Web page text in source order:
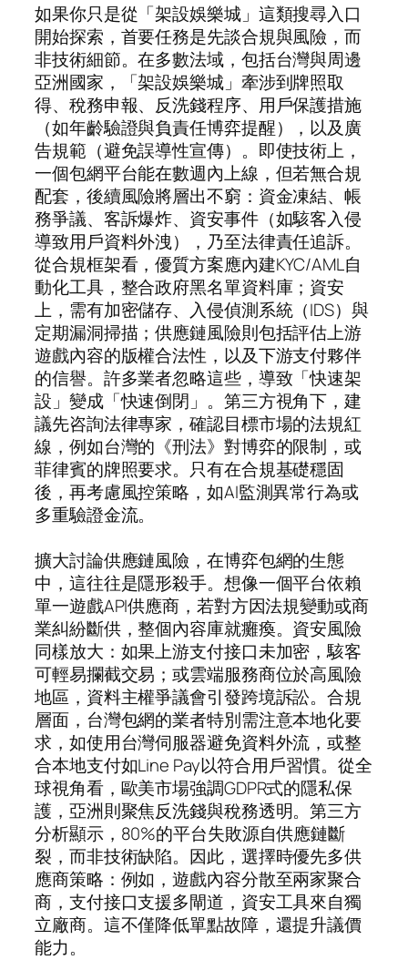
如果你只是從「架設娛樂城」這類搜尋入口
開始探索，首要任務是先談合規與風險，而
非技術細節。在多數法域，包括台灣與周邊
亞洲國家，「架設娛樂城」牽涉到牌照取
得、稅務申報、反洗錢程序、用戶保護措施
（如年齡驗證與負責任博弈提醒），以及廣
告規範（避免誤導性宣傳）。即使技術上，
一個包網平台能在數週內上線，但若無合規
配套，後續風險將層出不窮：資金凍結、帳
務爭議、客訴爆炸、資安事件（如駭客入侵
導致用戶資料外洩），乃至法律責任追訴。
從合規框架看，優質方案應內建KYC/AML自
動化工具，整合政府黑名單資料庫；資安
上，需有加密儲存、入侵偵測系統（IDS）與
定期漏洞掃描；供應鏈風險則包括評估上游
遊戲內容的版權合法性，以及下游支付夥伴
的信譽。許多業者忽略這些，導致「快速架
設」變成「快速倒閉」。第三方視角下，建
議先咨詢法律專家，確認目標市場的法規紅
線，例如台灣的《刑法》對博弈的限制，或
菲律賓的牌照要求。只有在合規基礎穩固
後，再考慮風控策略，如AI監測異常行為或
多重驗證金流。
擴大討論供應鏈風險，在博弈包網的生態
中，這往往是隱形殺手。想像一個平台依賴
單一遊戲API供應商，若對方因法規變動或商
業糾紛斷供，整個內容庫就癱瘓。資安風險
同樣放大：如果上游支付接口未加密，駭客
可輕易攔截交易；或雲端服務商位於高風險
地區，資料主權爭議會引發跨境訴訟。合規
層面，台灣包網的業者特別需注意本地化要
求，如使用台灣伺服器避免資料外流，或整
合本地支付如Line Pay以符合用戶習慣。從全
球視角看，歐美市場強調GDPR式的隱私保
護，亞洲則聚焦反洗錢與稅務透明。第三方
分析顯示，80%的平台失敗源自供應鏈斷
裂，而非技術缺陷。因此，選擇時優先多供
應商策略：例如，遊戲內容分散至兩家聚合
商，支付接口支援多閘道，資安工具來自獨
立廠商。這不僅降低單點故障，還提升議價
能力。